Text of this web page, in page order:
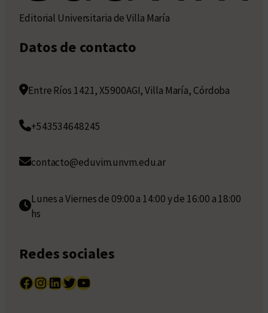
Editorial Universitaria de Villa María
Datos de contacto
Entre Ríos 1421, X5900AGI, Villa María, Córdoba
+543534648245
contacto@eduvim.unvm.edu.ar
Lunes a Viernes de 09:00 a 14:00 y de 16:00 a 18:00
hs
Redes sociales
Facebook InstagramLinkedIn Twitter YouTube